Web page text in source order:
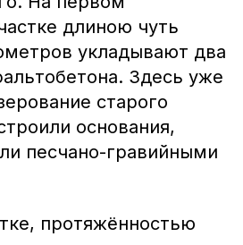
длиною чуть
укладывают два
Здесь уже
старого
основания,
песчано-гравийными
протяжённостью